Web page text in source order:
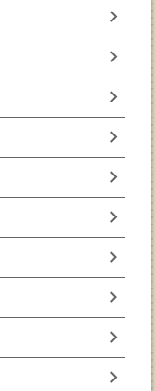
chevron_right
chevron_right
chevron_right
chevron_right
chevron_right
chevron_right
chevron_right
chevron_right
chevron_right
chevron_right